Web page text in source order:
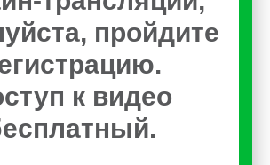
пройдите
к видео